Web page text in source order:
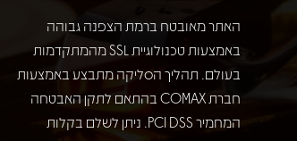
האתר מאובטח ברמת הצפנה גבוהה
באמצעות טכנולוגיית SSL מהמתקדמות
בעולם. תהליך הסליקה מתבצע באמצעות
חברת COMAX בהתאם לתקן האבטחה
המחמיר PCI DSS. ניתן לשלם בקלות